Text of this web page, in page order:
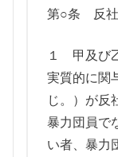
第○条 反社
１ 甲及び
実質的に関
じ。）が反
暴力団員で
い者、暴力